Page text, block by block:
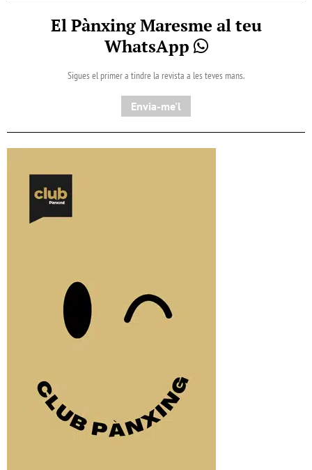
El Pànxing Maresme al teu
WhatsApp
Sigues el primer a tindre la revista a les teves mans.
Envia-me'l